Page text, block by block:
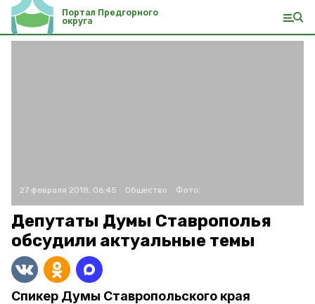
Портал Предгорного
округа
27 февраля 2018, 06:45 Общество Фото:
Депутаты Думы Ставрополья
обсудили актуальные темы
Спикер Думы Ставропольского края